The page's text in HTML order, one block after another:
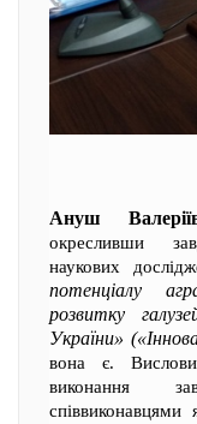
Ануш
окресливши
наукових
потенціалу
розвитку
України»
вона є.
виконання